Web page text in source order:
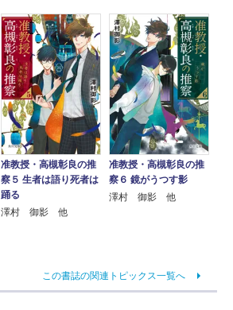
准教授・高槻彰良の推
察５ 生者は語り死者は
踊る
澤村 御影 他
准教授・高槻彰良の推
察６ 鏡がうつす影
澤村 御影 他
この書誌の関連トピックス一覧へ